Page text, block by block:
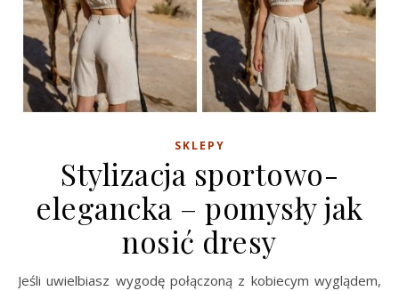
SKLEPY
Stylizacja sportowo-
elegancka – pomysły jak
nosić dresy
Jeśli uwielbiasz wygodę połączoną z kobiecym wyglądem,